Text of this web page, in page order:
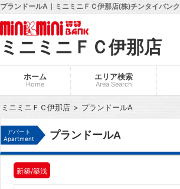
プランドールA｜ミニミニＦＣ伊那店(株)チンタイバンク
ミニミニＦＣ伊那店
ホーム
Home
エリア検索
Area Search
ミニミニＦＣ伊那店 プランドールA
アパート
Apartment
プランドールA
新築/築浅